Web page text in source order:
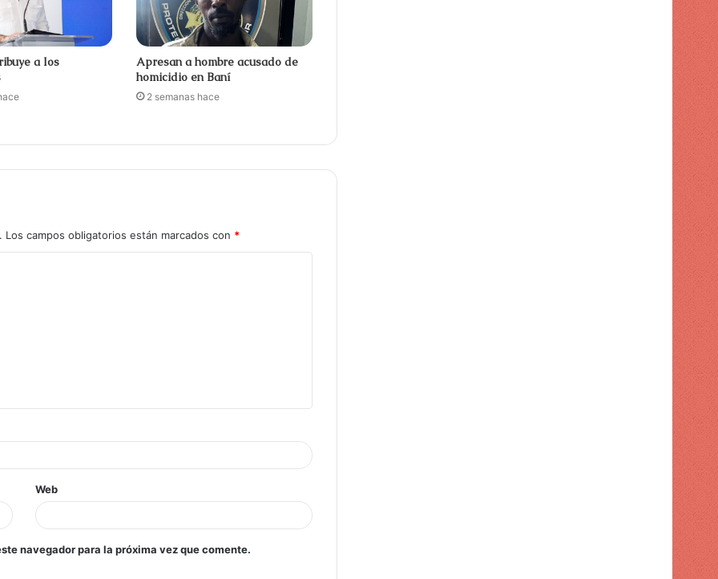
a los
Apresan a hombre acusado de
homicidio en Baní
2 semanas hace
Los campos obligatorios están marcados con *
Web
navegador para la próxima vez que comente.